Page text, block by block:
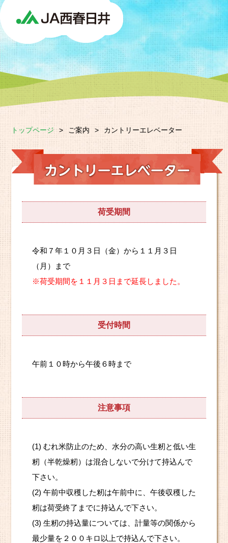
トップページ > ご案内 > カントリーエレベーター
荷受期間
令和７年１０月３日（金）から１１月３日
（月）まで
※荷受期間を１１月３日まで延長しました。
受付時間
午前１０時から午後６時まで
注意事項
(1) むれ米防止のため、水分の高い生籾と低い生
籾（半乾燥籾）は混合しないで分けて持込んで
下さい。
(2) 午前中収穫した籾は午前中に、午後収穫した
籾は荷受終了までに持込んで下さい。
(3) 生籾の持込量については、計量等の関係から
最少量を２００キロ以上で持込んで下さい。